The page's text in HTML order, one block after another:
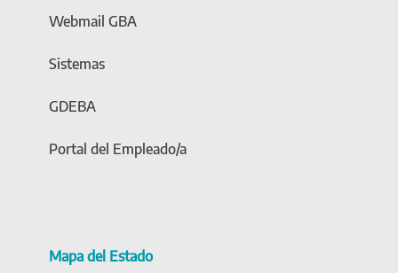
Webmail GBA
Sistemas
GDEBA
Portal del Empleado/a
Mapa del Estado